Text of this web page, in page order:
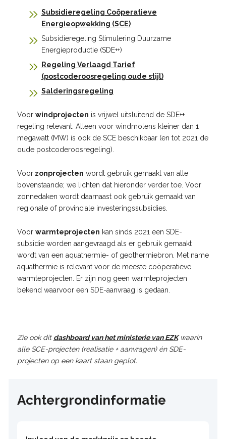
Subsidieregeling Coöperatieve
Energieopwekking (SCE)
Subsidieregeling Stimulering Duurzame
Energieproductie (SDE++)
Regeling Verlaagd Tarief
(postcoderoosregeling oude stijl)
Salderingsregeling
Voor windprojecten is vrijwel uitsluitend de SDE++
regeling relevant. Alleen voor windmolens kleiner dan 1
megawatt (MW) is ook de SCE beschikbaar (en tot 2021 de
oude postcoderoosregeling).
Voorzonprojecten wordt gebruik gemaakt van alle
bovenstaande; we lichten dat hieronder verder toe. Voor
zonnedaken wordt daarnaast ook gebruik gemaakt van
regionale of provinciale investeringssubsidies.
Voor warmteprojecten kan sinds 2021 een SDE-
subsidie worden aangevraagd als er gebruik gemaakt
wordt van een aquathermie- of geothermiebron. Met name
aquathermie is relevant voor de meeste coöperatieve
warmteprojecten. Er zijn nog geen warmteprojecten
bekend waarvoor een SDE-aanvraag is gedaan.
Zie ook dit dashboard van het ministerie van EZKwaarin
alle SCE-projecten (realisatie + aanvragen) én SDE-
projecten op een kaart staan geplot.
Achtergrondinformatie